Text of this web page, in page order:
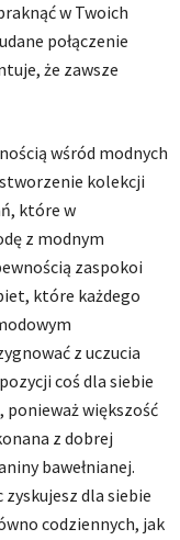
w Twoich
połączenie
że zawsze
wśród modnych
stworzenie kolekcji
które w
z modnym
zaspokoi
które każdego
z uczucia
coś dla siebie
większość
z dobrej
bawełnianej.
dla siebie
codziennych, jak